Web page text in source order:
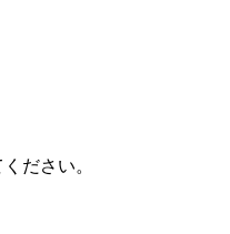
ださい。